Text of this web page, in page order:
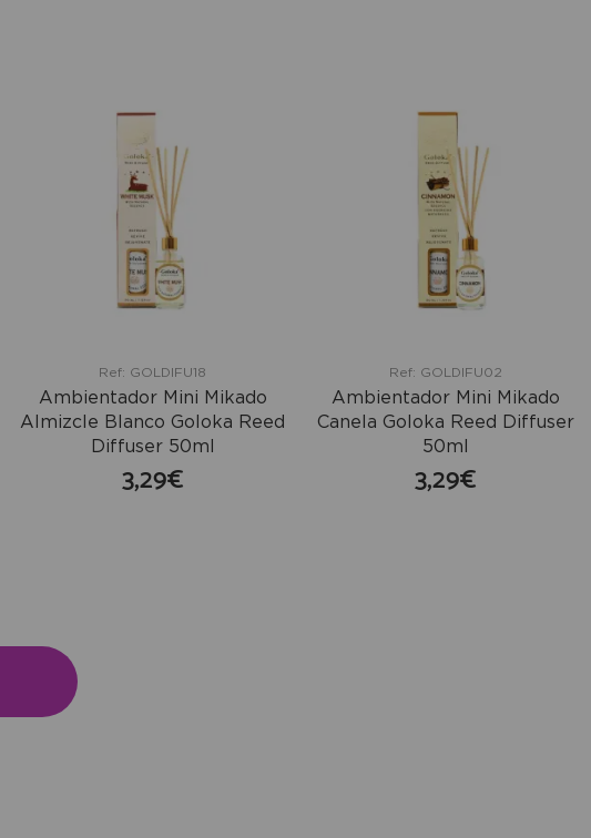
Ref: GOLDIFU18
Ambientador Mini Mikado
Almizcle Blanco Goloka Reed
Diffuser 50ml
3,29€
Ref: GOLDIFU02
Ambientador Mini Mikado
Canela Goloka Reed Diffuser
50ml
3,29€